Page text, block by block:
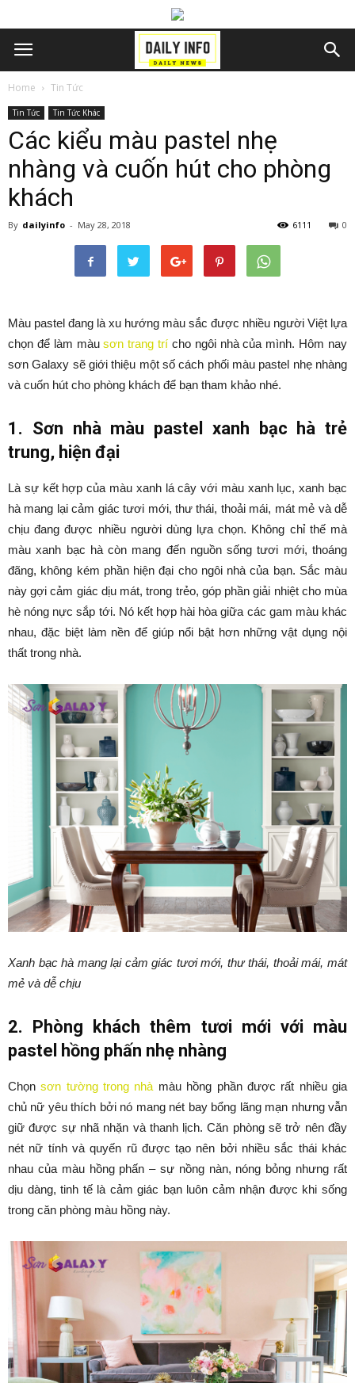
Home Tin Tức
Tin Tức Tin Tức Khác
Các kiểu màu pastel nhẹ
nhàng và cuốn hút cho phòng
khách
By dailyinfo - May 28, 2018 0
6111
Màu pastel đang là xu hướng màu sắc được nhiều người Việt lựa
chọn để làm màusơn trang trí cho ngôi nhà của mình. Hôm nay
sơn Galaxy sẽ giới thiệu một số cách phối màu pastel nhẹ nhàng
và cuốn hút cho phòng khách để bạn tham khảo nhé.
1. Sơn nhà màu pastel xanh bạc hà trẻ
trung, hiện đại
Là sự kết hợp của màu xanh lá cây với màu xanh lục, xanh bạc
hà mang lại cảm giác tươi mới, thư thái, thoải mái, mát mẻ và dễ
chịu đang được nhiều người dùng lựa chọn. Không chỉ thế mà
màu xanh bạc hà còn mang đến nguồn sống tươi mới, thoáng
đãng, không kém phần hiện đại cho ngôi nhà của bạn. Sắc màu
này gợi cảm giác dịu mát, trong trẻo, góp phần giải nhiệt cho mùa
hè nóng nực sắp tới. Nó kết hợp hài hòa giữa các gam màu khác
nhau, đặc biệt làm nền để giúp nổi bật hơn những vật dụng nội
thất trong nhà.
Xanh bạc hà mang lại cảm giác tươi mới, thư thái, thoải mái, mát
mẻ và dễ chịu
2. Phòng khách thêm tươi mới với màu
pastel hồng phấn nhẹ nhàng
Chọnsơn tường trong nhà màu hồng phần được rất nhiều gia
chủ nữ yêu thích bởi nó mang nét bay bổng lãng mạn nhưng vẫn
giữ được sự nhã nhặn và thanh lịch. Căn phòng sẽ trở nên đầy
nét nữ tính và quyến rũ được tạo nên bởi nhiều sắc thái khác
nhau của màu hồng phấn – sự nồng nàn, nóng bỏng nhưng rất
dịu dàng, tinh tế là cảm giác bạn luôn cảm nhận được khi sống
trong căn phòng màu hồng này.